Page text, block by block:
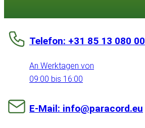
Telefon: +31 85 13 080 00
An Werktagen von
09:00 bis 16:00
E-Mail: info@paracord.eu